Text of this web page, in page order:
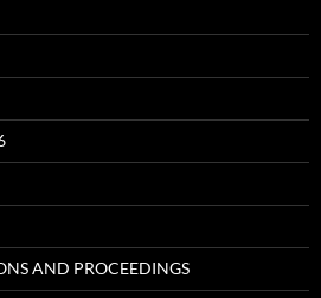
AND PROCEEDINGS